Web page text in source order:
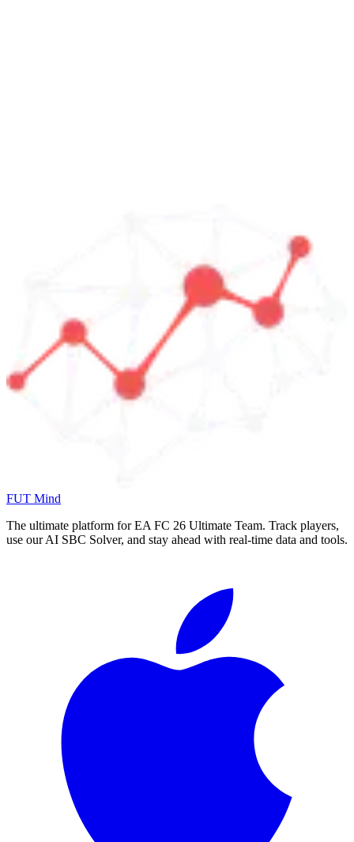
FUT Mind
The ultimate platform for EA FC 26 Ultimate Team. Track players,
use our AI SBC Solver, and stay ahead with real-time data and tools.